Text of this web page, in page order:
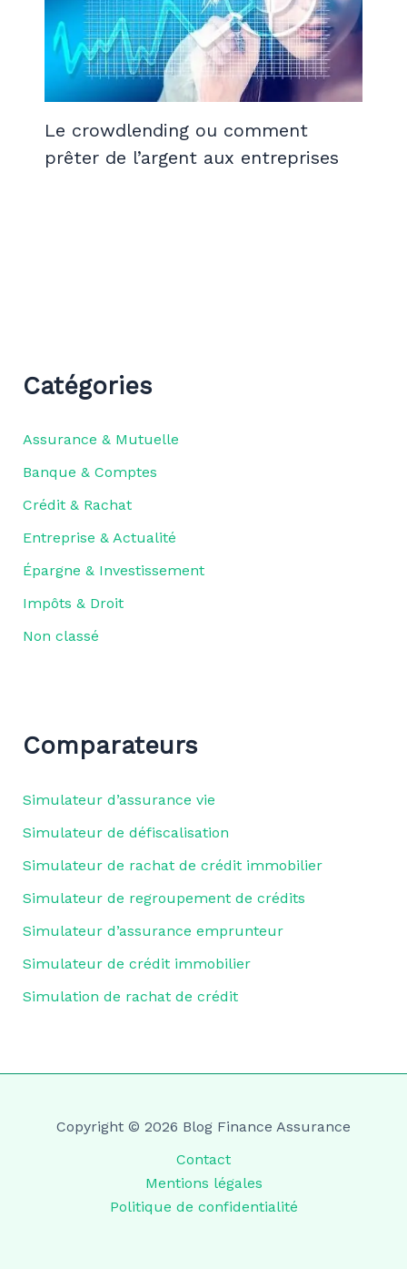
Le crowdlending ou comment
prêter de l’argent aux entreprises
Catégories
Assurance & Mutuelle
Banque & Comptes
Crédit & Rachat
Entreprise & Actualité
Épargne & Investissement
Impôts & Droit
Non classé
Comparateurs
Simulateur d’assurance vie
Simulateur de défiscalisation
Simulateur de rachat de crédit immobilier
Simulateur de regroupement de crédits
Simulateur d’assurance emprunteur
Simulateur de crédit immobilier
Simulation de rachat de crédit
Copyright © 2026 Blog Finance Assurance
Contact
Mentions légales
Politique de confidentialité